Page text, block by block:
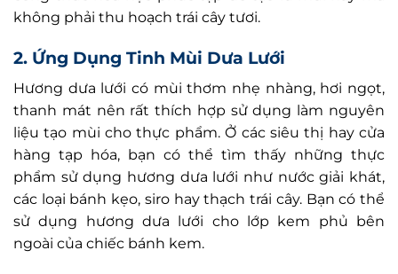
không phải thu hoạch trái cây tươi.
2. Ứng Dụng Tinh Mùi Dưa Lưới
Hương dưa lưới có mùi thơm nhẹ nhàng, hơi ngọt,
thanh mát nên rất thích hợp sử dụng làm nguyên
liệu tạo mùi cho thực phẩm. Ở các siêu thị hay cửa
hàng tạp hóa, bạn có thể tìm thấy những thực
phẩm sử dụng hương dưa lưới như nước giải khát,
các loại bánh kẹo, siro hay thạch trái cây. Bạn có thể
sử dụng hương dưa lưới cho lớp kem phủ bên
ngoài của chiếc bánh kem.